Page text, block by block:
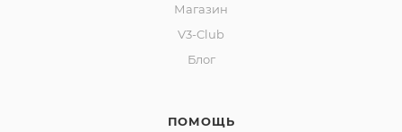
Магазин
V3-Club
Блог
ПОМОЩЬ